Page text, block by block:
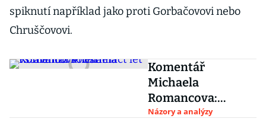
spiknutí například jako proti Gorbačovovi nebo
Chruščovovi.
Komentář
Michaela
Romancova:
Osmnáct let
Názory a analýzy